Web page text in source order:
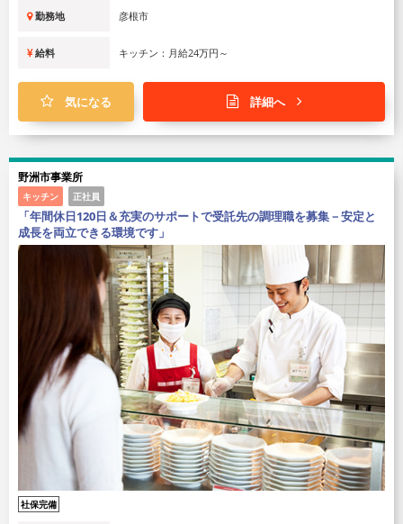
勤務地 彦根市
給料 キッチン：月給24万円～
気になる 詳細へ
野洲市事業所
キッチン 正社員
「年間休日120日＆充実のサポートで受託先の調理職を募集－安定と
成長を両立できる環境です」
社保完備